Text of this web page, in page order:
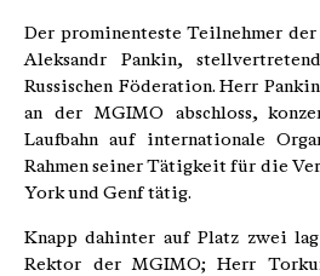
Der prominenteste Teilnehmer
Aleksandr Pankin,
Russischen Föderation. Herr
an der MGIMO abschloss,
Laufbahn auf internationale
Rahmen seiner Tätigkeit für die
York und Genf tätig.
Knapp dahinter auf Platz zwei
Rektor der MGIMO; Herr